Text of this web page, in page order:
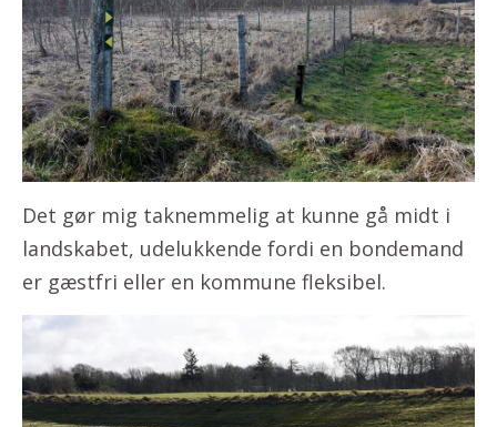
Det gør mig taknemmelig at kunne gå midt i
landskabet, udelukkende fordi en bondemand
er gæstfri eller en kommune fleksibel.